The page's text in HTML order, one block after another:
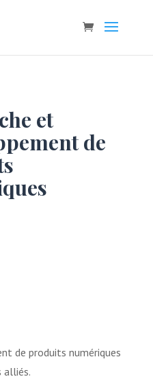
et
de
de produits numériques
alliés.